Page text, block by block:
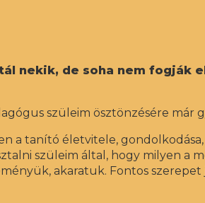
nekik, de soha nem fogják
szüleim ösztönzésére
a tanító életvitele,
szüleim által, hogy milyen a
akaratuk. Fontos szerepet